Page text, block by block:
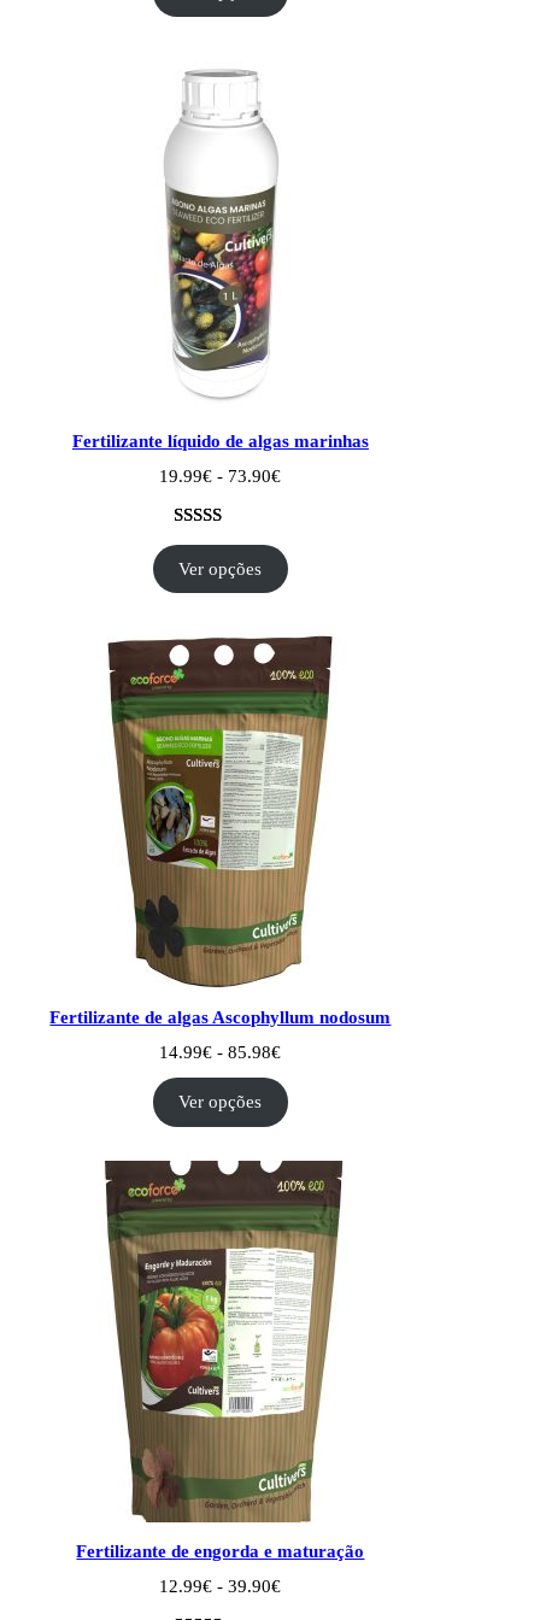
em 5 com
classificação
de cliente
Fertilizante líquido de algas marinhas
19.99€ - 73.90€Intervalo
a
73.90€
Classificado
com5.00
em 5 com
1
classificação
de cliente
Ver opções
Fertilizante de algas Ascophyllum nodosum
14.99€ - 85.98€Intervalo
preços:
14.99€
Ver opções
Fertilizante de engorda e maturação
12.99€ - 39.90€Intervalo